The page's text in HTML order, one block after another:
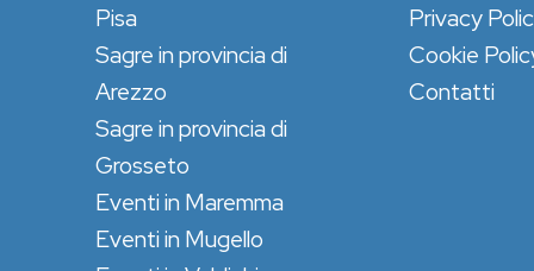
Pisa
Sagre in provincia di
Arezzo
Sagre in provincia di
Grosseto
Eventi in Maremma
Eventi in Mugello
Privacy
Cookie
Contatti